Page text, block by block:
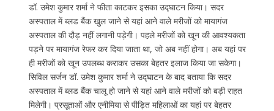
डॉ. उमेश कुमार शर्मा ने फीता काटकर इसका उद्घाटन किया। सदर
अस्पताल में ब्लड बैंक खुल जाने से यहां आने वाले मरीजों को मायागंज
अस्पताल की दौड़ नहीं लगानी पड़ेगी। पहले मरीजों को खून की आवश्यकता
पड़ने पर मायागंज रेफर कर दिया जाता था, जो अब नहीं होगा। अब यहां पर
ही मरीजों को खून उपलब्ध कराकर उसका बेहतर इलाज किया जा सकेगा।
सिविल सर्जन डॉ. उमेश कुमार शर्मा ने उद्घाटन के बाद बताया कि सदर
अस्पताल में ब्लड बैंक चालू हो जाने से यहां आने वाले मरीजों को बड़ी राहत
मिलेगी। प्रसूताओं और एनीमिया से पीड़ित महिलाओं का यहां पर बेहतर